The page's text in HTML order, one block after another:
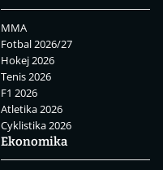
MMA
Fotbal 2026/27
Hokej 2026
Tenis 2026
F1 2026
Atletika 2026
Cyklistika 2026
Ekonomika